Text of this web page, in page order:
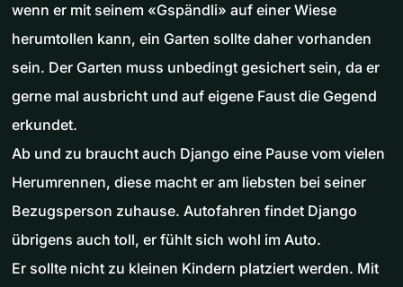
wenn er mit seinem «Gspändli» auf einer Wiese
herumtollen kann, ein Garten sollte daher vorhanden
sein. Der Garten muss unbedingt gesichert sein, da er
gerne mal ausbricht und auf eigene Faust die Gegend
erkundet.
Ab und zu braucht auch Django eine Pause vom vielen
Herumrennen, diese macht er am liebsten bei seiner
Bezugsperson zuhause. Autofahren findet Django
übrigens auch toll, er fühlt sich wohl im Auto.
Er sollte nicht zu kleinen Kindern platziert werden. Mit